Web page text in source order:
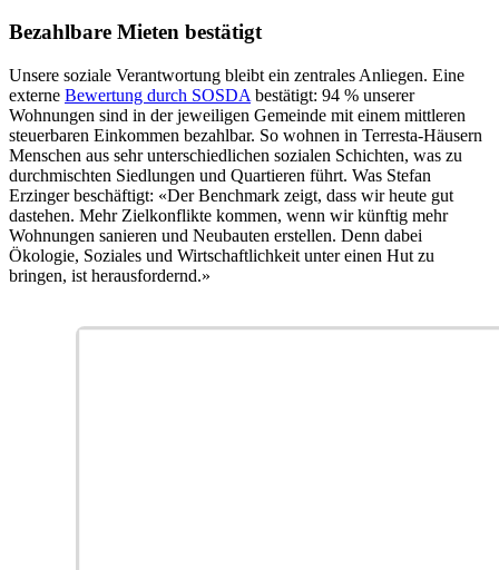
Bezahlbare Mieten bestätigt
Unsere soziale Verantwortung bleibt ein zentrales Anliegen. Eine
externe Bewertung durch SOSDA bestätigt: 94 % unserer
Wohnungen sind in der jeweiligen Gemeinde mit einem mittleren
steuerbaren Einkommen bezahlbar. So wohnen in Terresta-Häusern
Menschen aus sehr unterschiedlichen sozialen Schichten, was zu
durchmischten Siedlungen und Quartieren führt. Was Stefan
Erzinger beschäftigt: «Der Benchmark zeigt, dass wir heute gut
dastehen. Mehr Zielkonflikte kommen, wenn wir künftig mehr
Wohnungen sanieren und Neubauten erstellen. Denn dabei
Ökologie, Soziales und Wirtschaftlichkeit unter einen Hut zu
bringen, ist herausfordernd.»